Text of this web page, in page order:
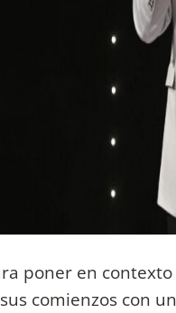
poner en
comienzos con